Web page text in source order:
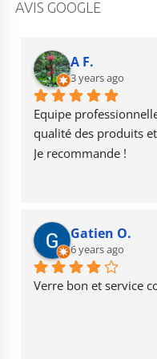
c
b
o
o
k
a
r
a
m
b
e
AVIS GOOGLE
A F.
3 years ago
Equipe
qualité des produits
Je recommande !
Gatien O.
6 years ago
Verre bon et service